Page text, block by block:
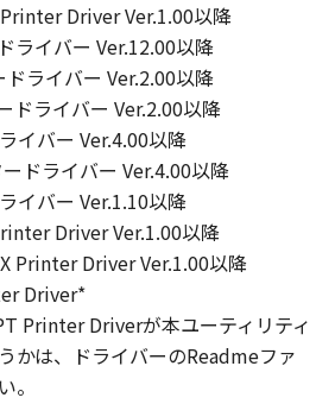
政府または関連する外国政府
を得ることなしに、「本ソフ
または一部を、直接または間
りません。
びアップデート
ンの子会社、関係会社、それ
よび販売店、並びにキヤノン
、お客様による許諾ソフトウ
すること、および許諾ソフト
ップデート、バグの修正ある
うことについて、いかなる責
Driver Ver.1.00以降
ライバー Ver.12.00以降
ドライバー Ver.2.00以降
ドライバー Ver.2.00以降
イバー Ver.4.00以降
ドライバー Ver.4.00以降
イバー Ver.1.10以降
Driver Ver.1.00以降
Printer Driver Ver.1.00以降
Driver*
Printer Driverが本ユーティリティ
かは、ドライバーのReadmeファ
。